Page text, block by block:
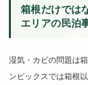
箱根だけでは
エリアの民泊
湿気・カビの問題は
ンビックスでは箱根